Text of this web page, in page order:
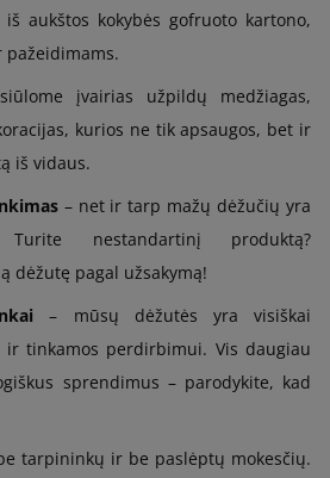
aukštos kokybės gofruoto kartono,
įvairias užpildų medžiagas,
kurios ne tik apsaugos, bet ir
iš vidaus.
– net ir tarp mažų dėžučių yra
nestandartinį produktą?
dėžutę pagal užsakymą!
– mūsų dėžutės yra visiškai
ir tinkamos perdirbimui. Vis daugiau
sprendimus – parodykite, kad
tarpininkų ir be paslėptų mokesčių.